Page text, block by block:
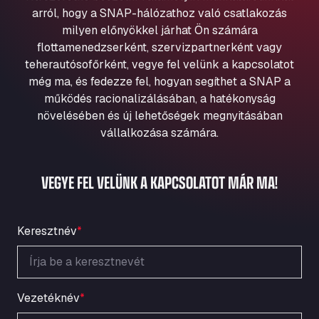
Aqua Ariva GmbH
Marie-Curie-Straße 24, 68219
Aral Autohof Bockel
An der Autobahn 1, 27404
ARAL Autohof Bockenem
Oppelner Str. 1, 31167
ARAL Autohof Merklingen
Schellweilerstraße 1, 66871
Obernburger Str. 127, 63811
Ardleigh South Services
a120 westbound, CO77SL
arról, hogy a SNAP-hálózathoz való csatlakozás
milyen előnyökkel járhat Ön számára
flottamenedzserként, szervizpartnerként vagy
teherautósofőrként, vegye fel velünk a kapcsolatot
még ma, és fedezze fel, hogyan segíthet a SNAP a
működés racionalizálásában, a hatékonyság
növelésében és új lehetőségek megnyitásában
vállalkozása számára.
VEGYE FEL VELÜNK A KAPCSOLATOT MÁR MA!
Keresztnév*
Vezetéknév*